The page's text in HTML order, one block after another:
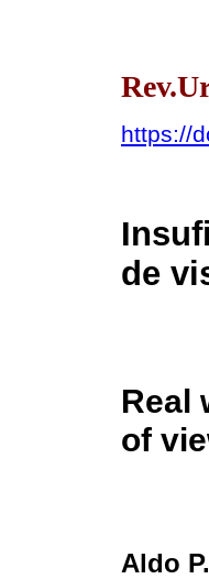
https://
de
Real
of
Aldo